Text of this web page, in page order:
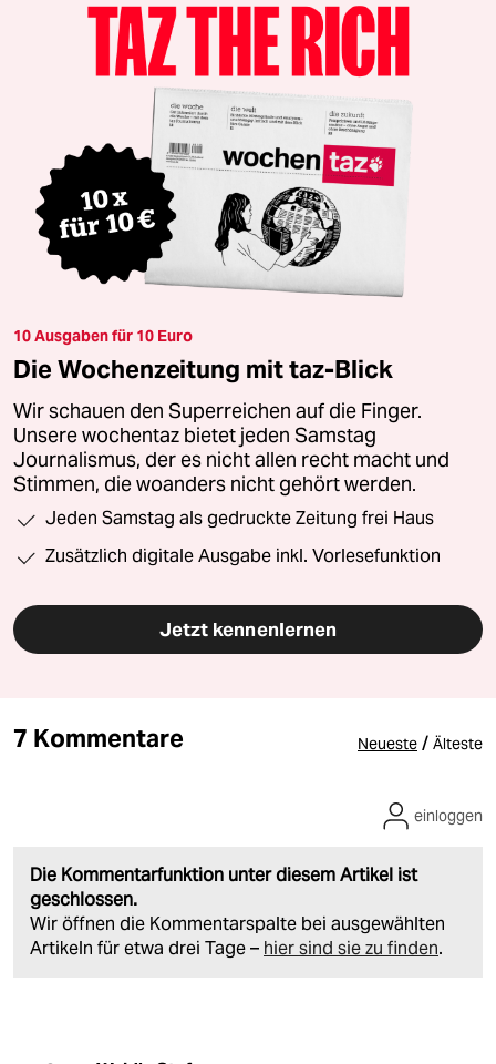
10 Ausgaben für 10 Euro
Die Wochenzeitung mit taz-Blick
Wir schauen den Superreichen auf die Finger.
Unsere wochentaz bietet jeden Samstag
Journalismus, der es nicht allen recht macht und
Stimmen, die woanders nicht gehört werden.
Jeden Samstag als gedruckte Zeitung frei Haus
Zusätzlich digitale Ausgabe inkl. Vorlesefunktion
Jetzt kennenlernen
7 Kommentare Neueste / Älteste
Die Kommentarfunktion unter diesem Artikel ist
geschlossen.
Wir öffnen die Kommentarspalte bei ausgewählten
Artikeln für etwa drei Tage – hier sind sie zu finden.
einloggen